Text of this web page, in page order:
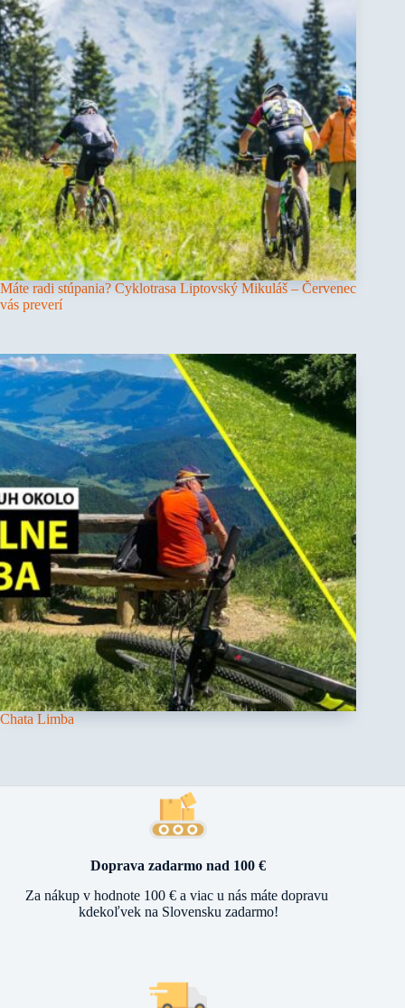
Máte radi stúpania? Cyklotrasa Liptovský Mikuláš – Červenec
vás preverí
Chata Limba
Doprava zadarmo nad 100 €
Za nákup v hodnote 100 € a viac u nás máte dopravu
kdekoľvek na Slovensku zadarmo!